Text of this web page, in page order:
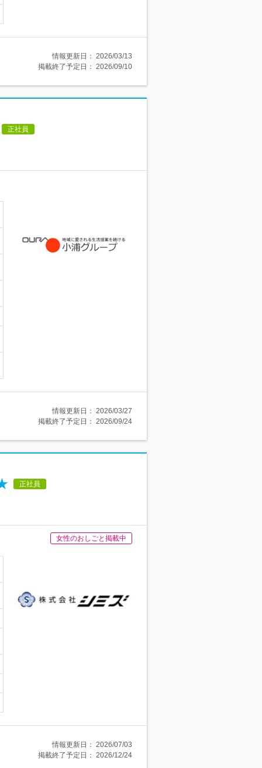
情報更新日： 2026/03/13
掲載終了予定日： 2026/09/10
正社員
情報更新日： 2026/03/27
掲載終了予定日： 2026/09/24
正社員
女性のおしごと掲載中
情報更新日： 2026/07/03
掲載終了予定日： 2026/12/24